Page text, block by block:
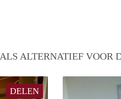
ALS ALTERNATIEF VOOR
DELEN